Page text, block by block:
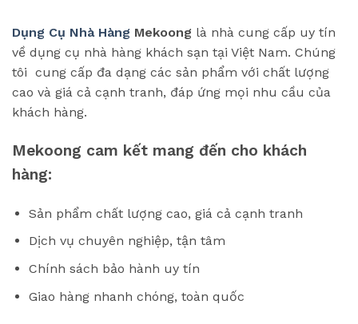
Dụng Cụ Nhà Hàng Mekoong là nhà cung cấp uy tín
về dụng cụ nhà hàng khách sạn tại Việt Nam. Chúng
tôi cung cấp đa dạng các sản phẩm với chất lượng
cao và giá cả cạnh tranh, đáp ứng mọi nhu cầu của
khách hàng.
Mekoong cam kết mang đến cho khách
hàng:
Sản phẩm chất lượng cao, giá cả cạnh tranh
Dịch vụ chuyên nghiệp, tận tâm
Chính sách bảo hành uy tín
Giao hàng nhanh chóng, toàn quốc